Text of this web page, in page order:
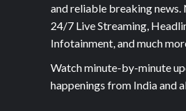
and reliable breaking
24/7 Live Streaming,
Infotainment, and much
Watch minute-by-minute
happenings from India and